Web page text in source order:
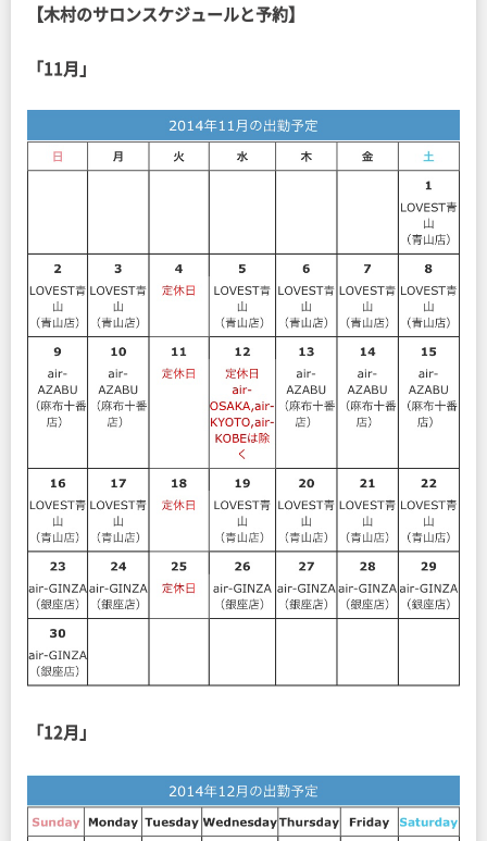
【木村のサロンスケジュールと予約】
「11月」
「12月」